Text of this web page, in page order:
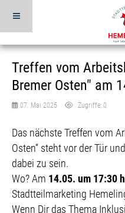
Treffen vom
Bremer Osten" am
07. Mai 2025 Zugriffe: 0
Das nächste Treffen vom
Osten“ steht vor der Tür
dabei zu sein.
Wo? Am 14.05. um 17:30 h
Stadtteilmarketing
Wenn Dir das Thema